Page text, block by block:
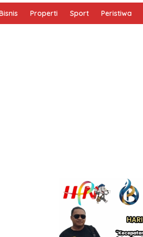
Properti Sport Peristiwa